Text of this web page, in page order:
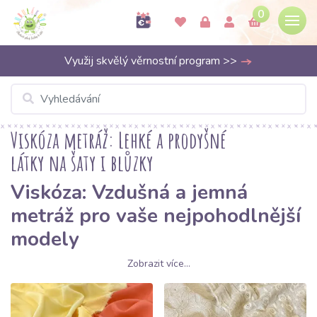
0
Využij skvělý věrnostní program >>
Viskóza metráž: Lehké a prodyšné
látky na šaty i blůzky
Viskóza: Vzdušná a jemná
metráž pro vaše nejpohodlnější
modely
sobě spojuje to nejlepší z obou světů – jemnost hedvábí a
prodyšnost bavlny. V kategorii Viskóza na Bubulakovo.cz
Zobrazit více...